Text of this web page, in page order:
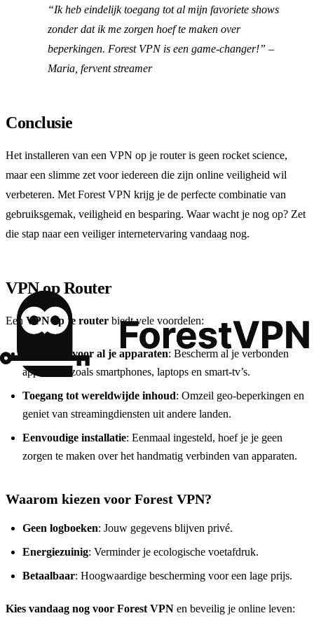
“Ik heb eindelijk toegang tot al mijn favoriete shows
zonder dat ik me zorgen hoef te maken over
beperkingen. Forest VPN is een game-changer!” –
Maria, fervent streamer
Conclusie
Het installeren van een VPN op je router is geen rocket science,
maar een slimme zet voor iedereen die zijn online veiligheid wil
verbeteren. Met Forest VPN krijg je de perfecte combinatie van
gebruiksgemak, veiligheid en besparing. Waar wacht je nog op? Zet
die stap naar een veiliger internetervaring vandaag nog.
VPN op Router
Een VPN op je router biedt vele voordelen:
Veiligheid voor al je apparaten: Bescherm al je verbonden
apparaten, zoals smartphones, laptops en smart-tv’s.
Toegang tot wereldwijde inhoud: Omzeil geo-beperkingen en
geniet van streamingdiensten uit andere landen.
Eenvoudige installatie: Eenmaal ingesteld, hoef je je geen
zorgen te maken over het handmatig verbinden van apparaten.
Waarom kiezen voor Forest VPN?
Geen logboeken: Jouw gegevens blijven privé.
Energiezuinig: Verminder je ecologische voetafdruk.
Betaalbaar: Hoogwaardige bescherming voor een lage prijs.
Kies vandaag nog voor Forest VPN en beveilig je online leven: